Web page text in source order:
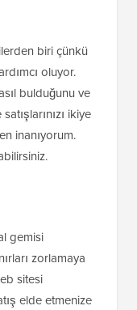
biri çünkü
oluyor.
bulduğunu ve
ikiye
inanıyorum.
gemisi
zorlamaya
sitesi
elde etmenize